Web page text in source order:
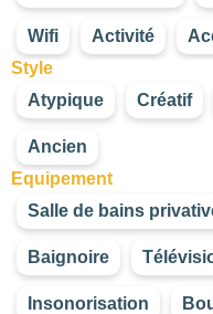
Wifi Activité
Style
Atypique
Créatif
Ancien
Equipement
Salle de bains
Baignoire
Insonorisation